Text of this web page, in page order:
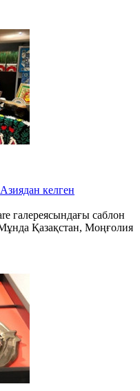
келген
галереясындағы саблон
Қазақстан, Моңғолия